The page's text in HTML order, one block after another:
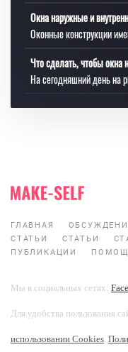
Окна наружные и
Оконные конструкции
Что сделать, чтобы окна
На сегодняшний день на
ГЛАВНАЯ
СТАТЬИ
СТАТЬИ
ПУБЛИКАЦИИ
Мы в социальных сетях:
Для удобства пользования
использовании Cookies.